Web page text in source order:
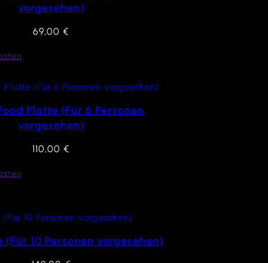
vorgesehen)
69,00€
Platte (Für 6 Personen
vorgesehen)
110,00€
10 Personen vorgesehen)